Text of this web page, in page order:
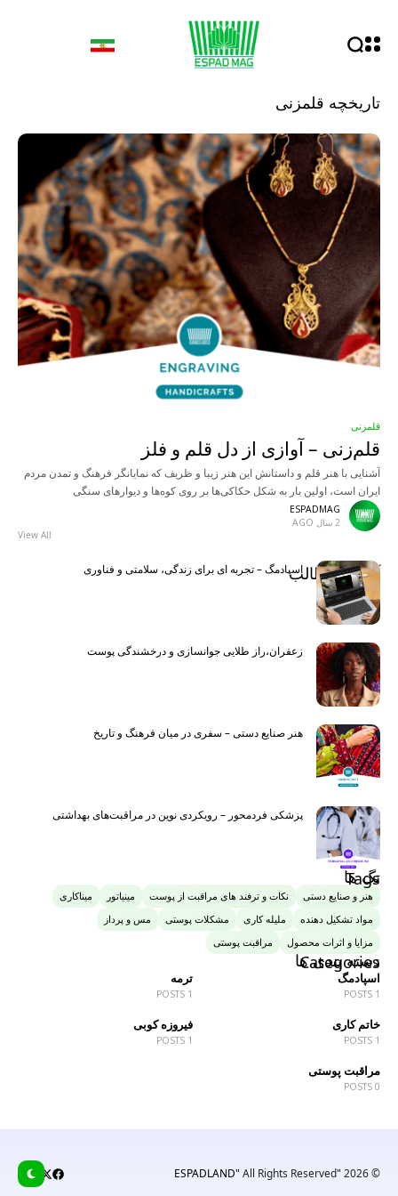
تاریخچه قلمزنی
قلمزنی
قلم‌زنی – آوازی از دل قلم و فلز
آشنایی با هنر قلم و داستانش این هنر زیبا و ظریف که نمایانگر فرهنگ و تمدن مردم
ایران است، اولین بار به شکل حکاکی‌ها بر روی کوه‌ها و دیوارهای سنگی
ESPADMAG
2 سال AGO
Latest
آخرین مطالب
View All
اسپادمگ – تجربه ای برای زندگی، سلامتی و فناوری
زعفران،راز طلایی جوانسازی و درخشندگی پوست
هنر صنایع دستی – سفری در میان فرهنگ و تاریخ
پزشکی فردمحور – رویکردی نوین در مراقبت‌های بهداشتی
Tags
تگ ها
هنر و صنایع دستی نکات و ترفند های مراقبت از پوست مینیاتور
میناکاری
مواد تشکیل دهنده
ملیله کاری مشکلات پوستی
مس و پرداز
مزایا و اثرات محصول
مراقبت پوستی
Categories
دسته بندی ها
اسپادمگ
1 POSTS
ترمه
1 POSTS
خاتم کاری
1 POSTS
فیروزه کوبی
1 POSTS
مراقبت پوستی
0 POSTS
© 2026
"ESPADLAND"
All Rights Reserved